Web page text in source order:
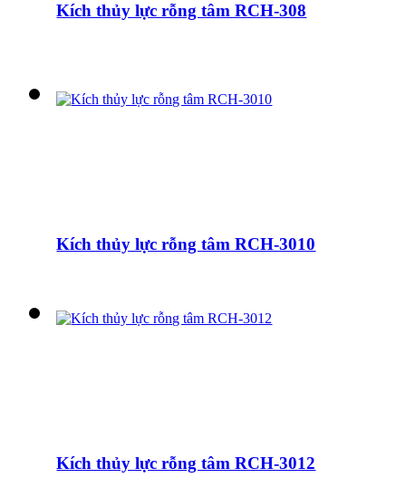
Kích thủy lực rỗng tâm RCH-308
Kích thủy lực rỗng tâm RCH-3010
Kích thủy lực rỗng tâm RCH-3012